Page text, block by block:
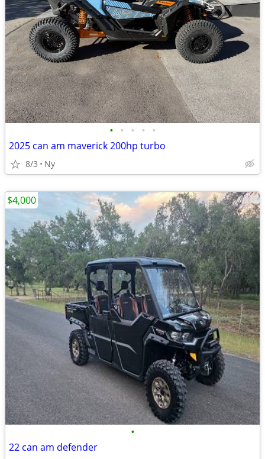
• • • • •
2025 can am maverick 200hp turbo
8/3 Ny
•
22 can am defender
$4,000